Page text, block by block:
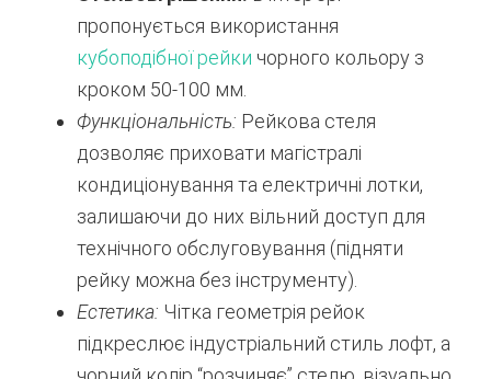
пропонується використання
кубоподібної рейки чорного кольору з
кроком 50-100 мм.
Функціональність: Рейкова стеля
дозволяє приховати магістралі
кондиціонування та електричні лотки,
залишаючи до них вільний доступ для
технічного обслуговування (підняти
рейку можна без інструменту).
Естетика: Чітка геометрія рейок
підкреслює індустріальний стиль лофт, а